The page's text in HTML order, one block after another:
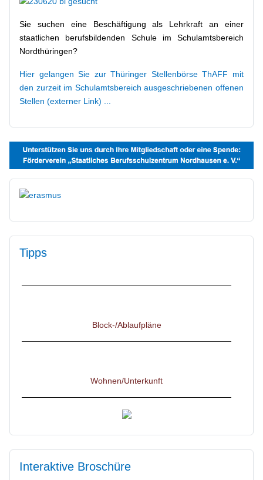
Sie suchen eine Beschäftigung als Lehrkraft an einer
staatlichen berufsbildenden Schule im Schulamtsbereich
Nordthüringen?
Hier gelangen Sie zur Thüringer Stellenbörse ThAFF mit
den zurzeit im Schulamtsbereich ausgeschriebenen offenen
Stellen (externer Link) ...
Tipps
IServ, Untis und Thüringer Schulcloud (Anmeldung,
Interaktive Broschüre